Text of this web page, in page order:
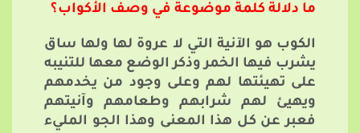
ما دلالة كلمة موضوعة في وصف الأكواب؟
الكوب هو الآنية التي لا عروة لها ولها ساق
يشرب فيها الخمر وذكر الوضع معها للتنيبه
على تهيئتها لهم وعلى وجود من يخدمهم
ويهيئ لهم شرابهم وطعامهم وآنيتهم
فعبر عن كل هذا المعنى وهذا الجو المليء